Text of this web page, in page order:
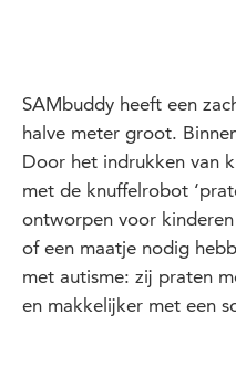
SAMbuddy heeft een
halve meter groot.
Door het indrukken van
met de knuffelrobot
ontworpen voor
of een maatje nodig
met autisme: zij praten
en makkelijker met een